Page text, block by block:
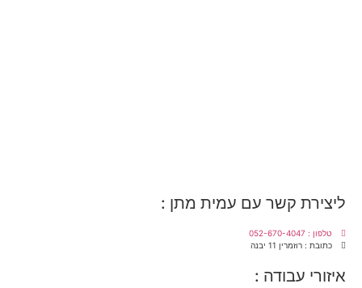
ליצירת קשר עם עמית מתן :
טלפון : 052-670-4047
כתובת : רוזמרין 11 יבנה
איזורי עבודה :